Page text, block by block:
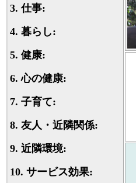
3.仕事:
4. 暮らし:
5. 健康:
6.心の健康:
7. 子育て:
8. 友人・近隣関係:
9. 近隣環境:
10. サービス効果: